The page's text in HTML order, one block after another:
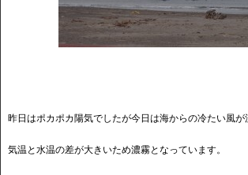
昨日はポカポカ陽気でしたが今日は海からの冷たい風が
気温と水温の差が大きいため濃霧となっています。